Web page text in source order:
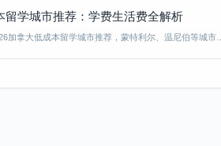
留学城市推荐：学费生活费全解析
加拿大低成本留学城市推荐，蒙特利尔、温尼伯等城市…